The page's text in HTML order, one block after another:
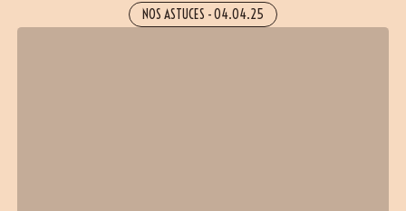
NOS ASTUCES -04.04.25